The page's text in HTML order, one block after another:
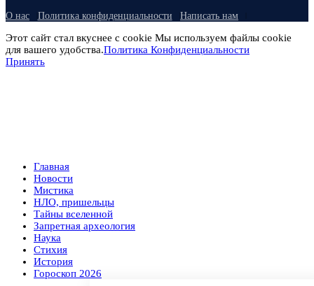
О нас Политика конфиденциальности Написать нам
Этот сайт стал вкуснее с cookie Мы используем файлы cookie
для вашего удобства.Политика Конфиденциальности
Принять
Главная
Новости
Мистика
НЛО, пришельцы
Тайны вселенной
Запретная археология
Наука
Стихия
История
Гороскоп 2026